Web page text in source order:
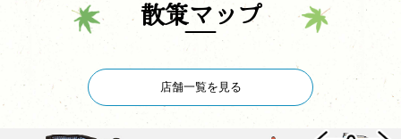
散策マップ
店舗一覧を見る